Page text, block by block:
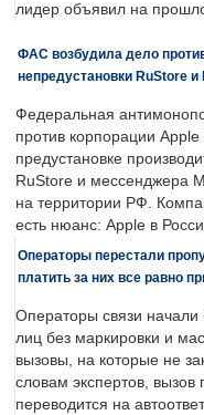
лидер объявил на
ФАС возбудила дело
непредустановки RuStore и
Федеральная
против корпорации
предустановке
RuStore и мессенджера
на территории РФ.
есть нюанс: Apple в
Операторы перестали
платить за них все равно
Операторы связи начали
лиц без маркировки и
вызовы, на которые не
словам экспертов,
переводится на